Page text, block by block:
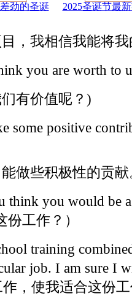
劲的圣诞 2025圣诞节最
，我相信我能将我
you are worth
有价值呢？)
positive
做些积极性的贡献
you would be a
工作？）
training
job. I am sure I
，使我适合这份